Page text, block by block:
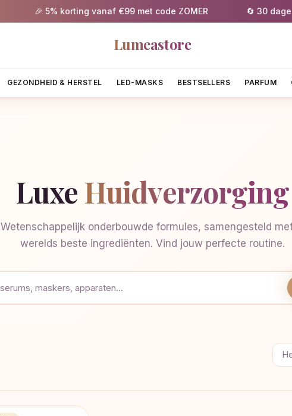
🎉 5% korting vanaf €99 met code ZOMER 🔄 30 dagen
Lumeastore
GEZONDHEID & HERSTEL LED-MASKS BESTSELLERS PARFUM
Luxe Huidverzorging
Wetenschappelijk onderbouwde formules, samengesteld
werelds beste ingrediënten. Vind jouw perfecte routine.